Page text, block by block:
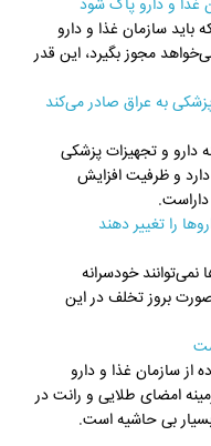
غذا و دارو پاک شود
سازمان غذا و دارو
مجوز بگیرد، این قدر
دارو و تجهیزات پزشکی
دارد و ظرفیت افزایش
را تغییر دهند
خودسرانه
صورت بروز تخلف در این
از سازمان غذا و دارو
امضای طلایی و رانت در
بی حاشیه است.